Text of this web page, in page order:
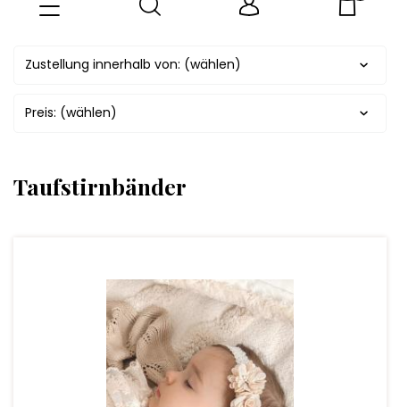
Zustellung innerhalb von: (wählen)
Preis: (wählen)
Taufstirnbänder